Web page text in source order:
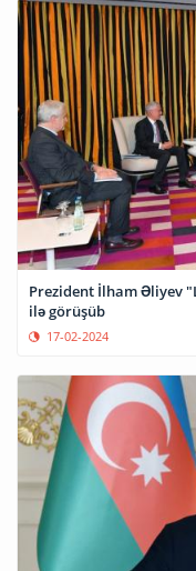
Prezident İlham Əliyev
ilə görüşüb
17-02-2024